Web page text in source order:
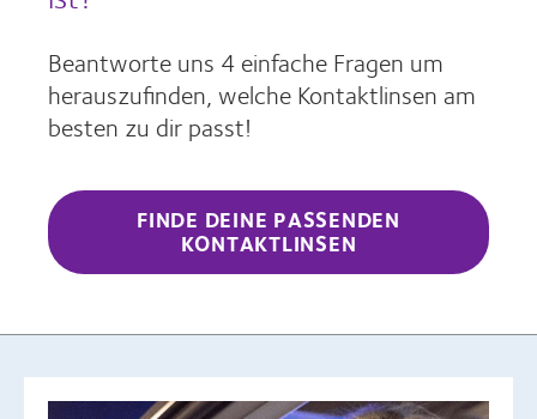
Beantworte uns 4 einfache Fragen um
herauszufinden, welche Kontaktlinsen am
besten zu dir passt!
FINDE DEINE PASSENDEN
KONTAKTLINSEN